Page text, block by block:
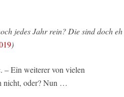
jedes Jahr rein? Die sind doch eh
)
– Ein weiterer von vielen
nicht, oder? Nun …